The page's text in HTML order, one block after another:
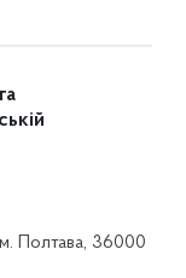
Полтава, 36000